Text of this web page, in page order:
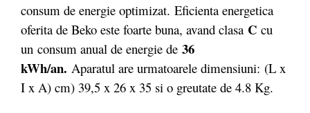
consum de energie optimizat. Eficienta energetica
oferita de Beko este foarte buna, avand clasa C cu
un consum anual de energie de 36
kWh/an. Aparatul are urmatoarele dimensiuni: (L x
I x A) cm) 39,5 x 26 x 35 si o greutate de 4.8 Kg.